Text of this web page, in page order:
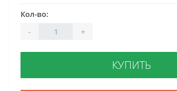
Кол-во:
-
+
КУПИТЬ